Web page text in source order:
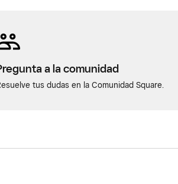
a la comunidad
tus dudas en la Comunidad Square.